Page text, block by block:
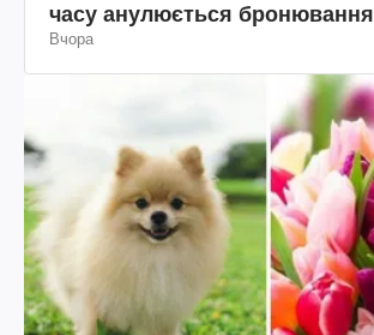
часу анулюється бронювання
Вчора